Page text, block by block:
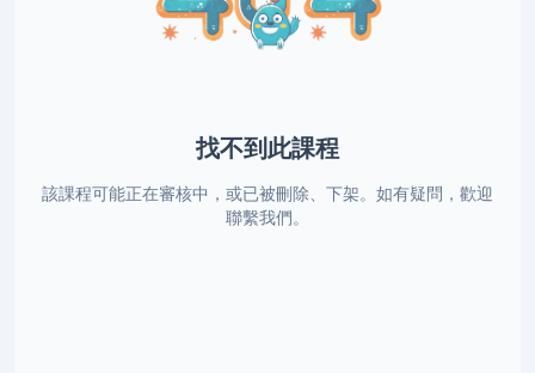
找不到此課程
該課程可能正在審核中，或已被刪除、下架。如有疑問，歡迎
聯繫我們。